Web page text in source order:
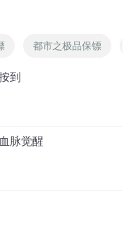
都市之极品保镖
到
脉觉醒